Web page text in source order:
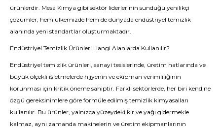
ürünlerdir. Mesa Kimya gibi sektör liderlerinin sunduğu yenilikçi
çözümler, hem ülkemizde hem de dünyada endüstriyel temizlik
alanında yeni standartlar oluşturmaktadır.
Endüstriyel Temizlik Ürünleri Hangi Alanlarda Kullanılır?
Endüstriyel temizlik ürünleri, sanayi tesislerinde, üretim hatlarında ve
büyük ölçekli işletmelerde hijyenin ve ekipman verimliliğinin
korunması için kritik öneme sahiptir. Farklı sektörlerde, her biri kendine
özgü gereksinimlere göre formüle edilmiş temizlik kimyasalları
kullanılır. Bu ürünler, yalnızca yüzeydeki kir ve yağı gidermekle
kalmaz, aynı zamanda makinelerin ve üretim ekipmanlarının